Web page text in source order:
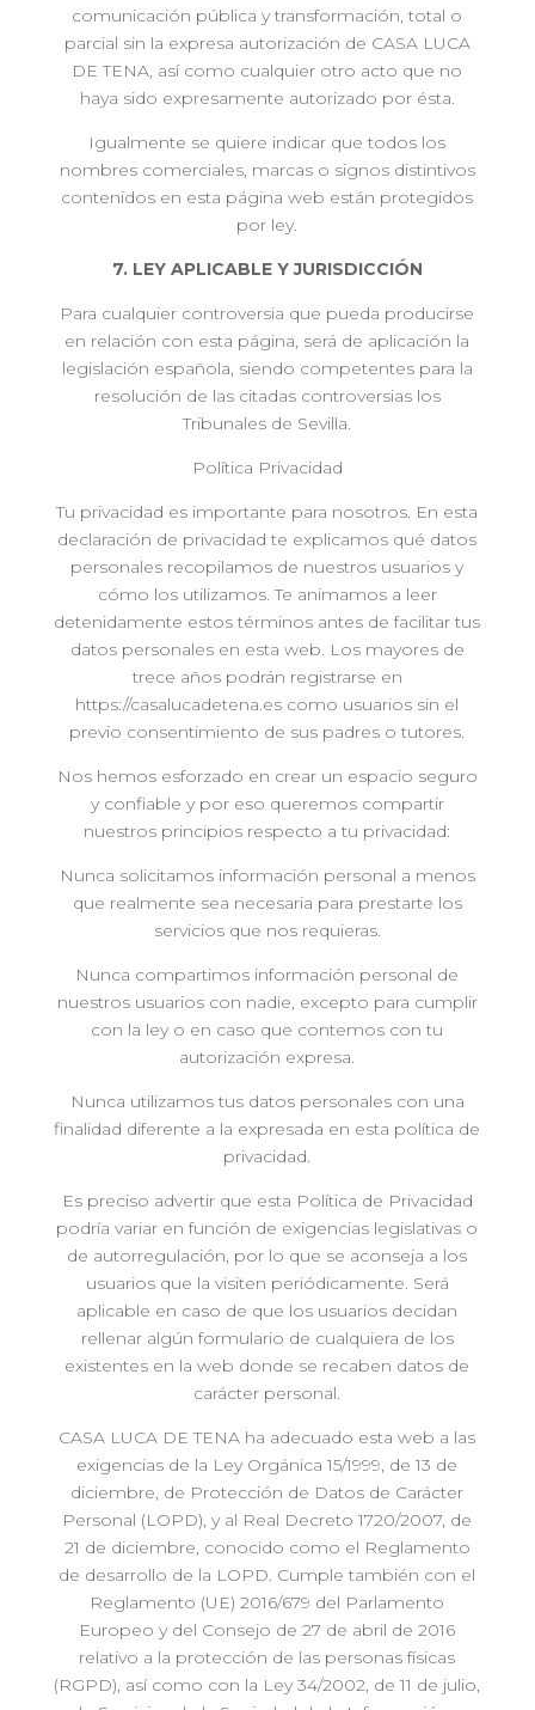
comunicación pública y transformación, total o
parcial sin la expresa autorización de CASA LUCA
DE TENA, así como cualquier otro acto que no
haya sido expresamente autorizado por ésta.
Igualmente se quiere indicar que todos los
nombres comerciales, marcas o signos distintivos
contenidos en esta página web están protegidos
por ley.
7. LEY APLICABLE Y JURISDICCIÓN
Para cualquier controversia que pueda producirse
en relación con esta página, será de aplicación la
legislación española, siendo competentes para la
resolución de las citadas controversias los
Tribunales de Sevilla.
Política Privacidad
Tu privacidad es importante para nosotros. En esta
declaración de privacidad te explicamos qué datos
personales recopilamos de nuestros usuarios y
cómo los utilizamos. Te animamos a leer
detenidamente estos términos antes de facilitar tus
datos personales en esta web. Los mayores de
trece años podrán registrarse en
https://casalucadetena.es como usuarios sin el
previo consentimiento de sus padres o tutores.
Nos hemos esforzado en crear un espacio seguro
y confiable y por eso queremos compartir
nuestros principios respecto a tu privacidad:
Nunca solicitamos información personal a menos
que realmente sea necesaria para prestarte los
servicios que nos requieras.
Nunca compartimos información personal de
nuestros usuarios con nadie, excepto para cumplir
con la ley o en caso que contemos con tu
autorización expresa.
Nunca utilizamos tus datos personales con una
finalidad diferente a la expresada en esta política de
privacidad.
Es preciso advertir que esta Política de Privacidad
podría variar en función de exigencias legislativas o
de autorregulación, por lo que se aconseja a los
usuarios que la visiten periódicamente. Será
aplicable en caso de que los usuarios decidan
rellenar algún formulario de cualquiera de los
existentes en la web donde se recaben datos de
carácter personal.
CASA LUCA DE TENA ha adecuado esta web a las
exigencias de la Ley Orgánica 15/1999, de 13 de
diciembre, de Protección de Datos de Carácter
Personal (LOPD), y al Real Decreto 1720/2007, de
21 de diciembre, conocido como el Reglamento
de desarrollo de la LOPD. Cumple también con el
Reglamento (UE) 2016/679 del Parlamento
Europeo y del Consejo de 27 de abril de 2016
relativo a la protección de las personas físicas
(RGPD), así como con la Ley 34/2002, de 11 de julio,